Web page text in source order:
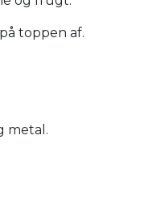
toppen af.
metal.